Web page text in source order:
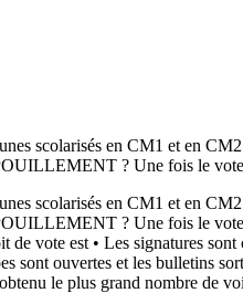
scolarisés en CM1 et en CM2
? Une fois le
scolarisés en CM1 et en CM2
? Une fois le vote
vote est • Les signatures
sont ouvertes et les bulletins
le plus grand nombre de